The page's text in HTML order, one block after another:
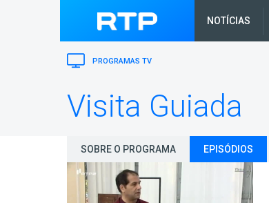
NOTÍCIAS
PROGRAMAS TV
Visita Guiada
SOBRE O PROGRAMA EPISÓDIOS